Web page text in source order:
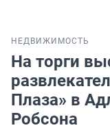
НЕДВИЖИМОСТЬ
На торги
Плаза» в
Робсона